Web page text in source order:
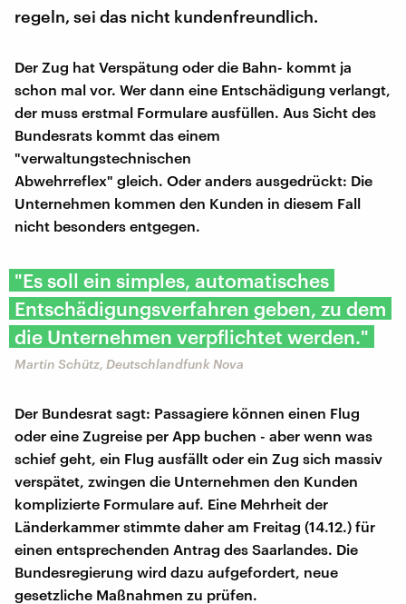
regeln, sei das nicht kundenfreundlich.
Der Zug hat Verspätung oder die Bahn- kommt ja
schon mal vor. Wer dann eine Entschädigung verlangt,
der muss erstmal Formulare ausfüllen. Aus Sicht des
Bundesrats kommt das einem
"verwaltungstechnischen
Abwehrreflex" gleich. Oder anders ausgedrückt: Die
Unternehmen kommen den Kunden in diesem Fall
nicht besonders entgegen.
"Es soll ein simples, automatisches
Entschädigungsverfahren geben, zu dem
die Unternehmen verpflichtet werden."
Martin Schütz, Deutschlandfunk Nova
Der Bundesrat sagt: Passagiere können einen Flug
oder eine Zugreise per App buchen - aber wenn was
schief geht, ein Flug ausfällt oder ein Zug sich massiv
verspätet, zwingen die Unternehmen den Kunden
komplizierte Formulare auf. Eine Mehrheit der
Länderkammer stimmte daher am Freitag (14.12.) für
einen entsprechenden Antrag des Saarlandes. Die
Bundesregierung wird dazu aufgefordert, neue
gesetzliche Maßnahmen zu prüfen.